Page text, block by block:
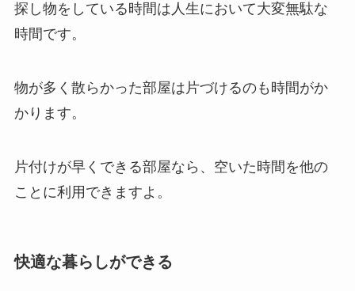
探し物をしている時間は人生において大変無駄な
時間です。
物が多く散らかった部屋は片づけるのも時間がか
かります。
片付けが早くできる部屋なら、空いた時間を他の
ことに利用できますよ。
快適な暮らしができる